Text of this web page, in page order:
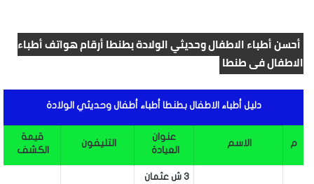
أحسن أطباء الاطفال وحديثي الولادة بطنطا أرقام هواتف أطباء
الاطفال فى طنطا
دليل أطباء الاطفال بطنطا أطباء أطفال وحديثي الولادة
م الاسم
عنوان
العيادة
التليفون
قيمة
الكشف
3 ش عثمان